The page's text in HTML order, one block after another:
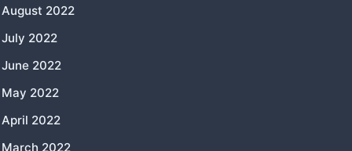
August 2022
July 2022
June 2022
May 2022
April 2022
March 2022